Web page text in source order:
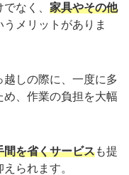
なく、 家具やその他
うメリットがありま
しの際に、一度に多
め、作業の負担を大幅
間を省くサービスも提
られます。